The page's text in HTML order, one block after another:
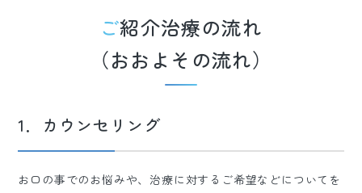
ご紹介治療の流れ
（おおよその流れ）
1．カウンセリング
お口の事でのお悩みや、治療に対するご希望などについてを